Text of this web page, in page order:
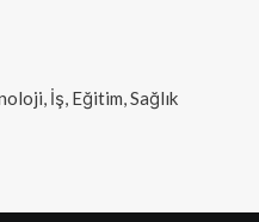
İş, Eğitim, Sağlık